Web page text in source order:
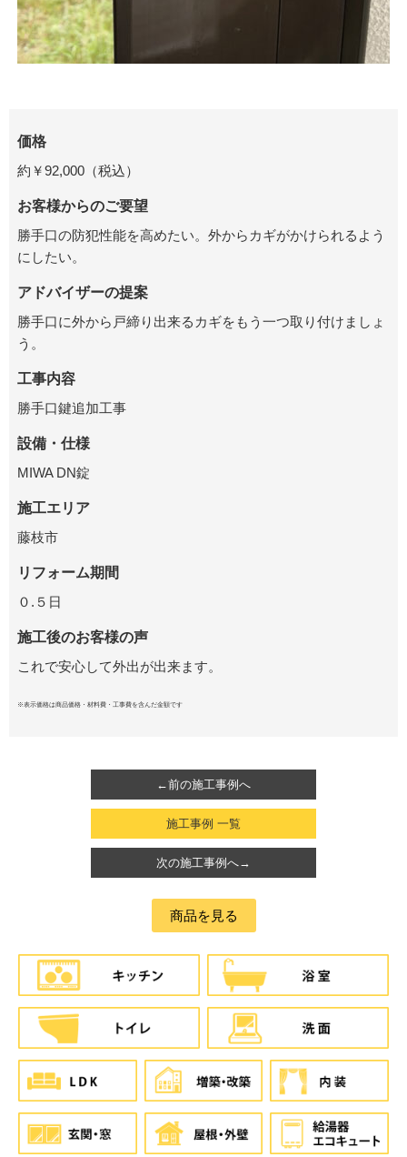
価格
約￥92,000（税込）
お客様からのご要望
勝手口の防犯性能を高めたい。外からカギがかけられるよう
にしたい。
アドバイザーの提案
勝手口に外から戸締り出来るカギをもう一つ取り付けましょ
う。
工事内容
勝手口鍵追加工事
設備・仕様
MIWA DN錠
施工エリア
藤枝市
リフォーム期間
０.５日
施工後のお客様の声
これで安心して外出が出来ます。
※表示価格は商品価格・材料費・工事費を含んだ金額です
←前の施工事例へ
施工事例 一覧
次の施工事例へ→
商品を見る